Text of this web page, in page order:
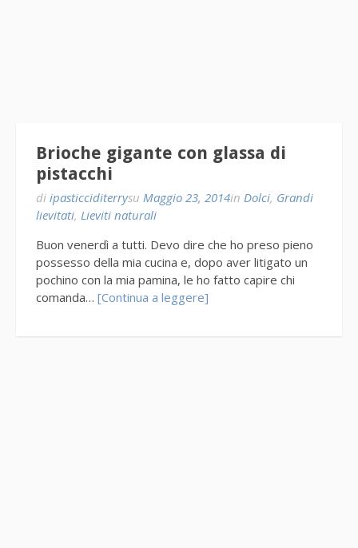
Brioche gigante con glassa di
pistacchi
di ipasticciditerrysu Maggio 23, 2014in Dolci, Grandi
lievitati, Lieviti naturali
Buon venerdì a tutti. Devo dire che ho preso pieno
possesso della mia cucina e, dopo aver litigato un
pochino con la mia pamina, le ho fatto capire chi
comanda… [Continua a leggere]